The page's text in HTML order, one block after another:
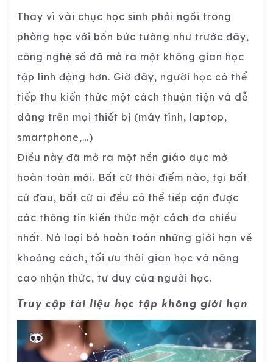
Thay vì vài chục học sinh phải ngồi trong
phòng học với bốn bức tường như trước đây,
công nghệ số đã mở ra một không gian học
tập linh động hơn. Giờ đây, người học có thể
tiếp thu kiến thức một cách thuận tiện và dễ
dàng trên mọi thiết bị (máy tính, laptop,
smartphone,…)
Điều này đã mở ra một nền giáo dục mở
hoàn toàn mới. Bất cứ thời điểm nào, tại bất
cứ đâu, bất cứ ai đều có thể tiếp cận được
các thông tin kiến thức một cách đa chiều
nhất. Nó loại bỏ hoàn toàn những giới hạn về
khoảng cách, tối ưu thời gian học và nâng
cao nhận thức, tư duy của người học.
Truy cập tài liệu học tập không giới hạn